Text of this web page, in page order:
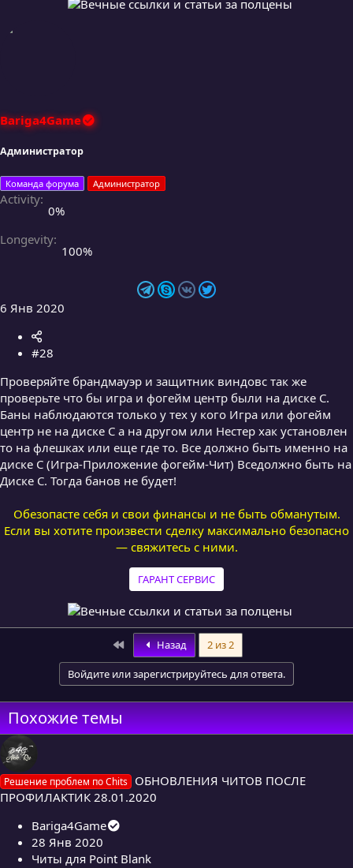
Bariga4Game
Администратор
Команда форума Администратор
Activity
0%
Longevity
100%
6 Янв 2020
#28
Проверяйте брандмауэр и защитник виндовс так же
проверьте что бы игра и фогейм центр были на диске С.
Баны наблюдаются только у тех у кого Игра или фогейм
центр не на диске С а на другом или Нестер хак установлен
то на флешках или еще где то. Все должно быть именно на
диске С (Игра-Приложение фогейм-Чит) Вседолжно быть на
Диске С. Тогда банов не будет!
Обезопасте себя и свои финансы и не быть обманутым.
Если вы хотите произвести сделку максимально безопасно
— свяжитесь с ними.
ГАРАНТ СЕРВИС
First Назад 2 из 2
Войдите или зарегистрируйтесь для ответа.
Похожие темы
Решение проблем по Chits ОБНОВЛЕНИЯ ЧИТОВ ПОСЛЕ
ПРОФИЛАКТИК 28.01.2020
Bariga4Game
28 Янв 2020
Читы для Point Blank